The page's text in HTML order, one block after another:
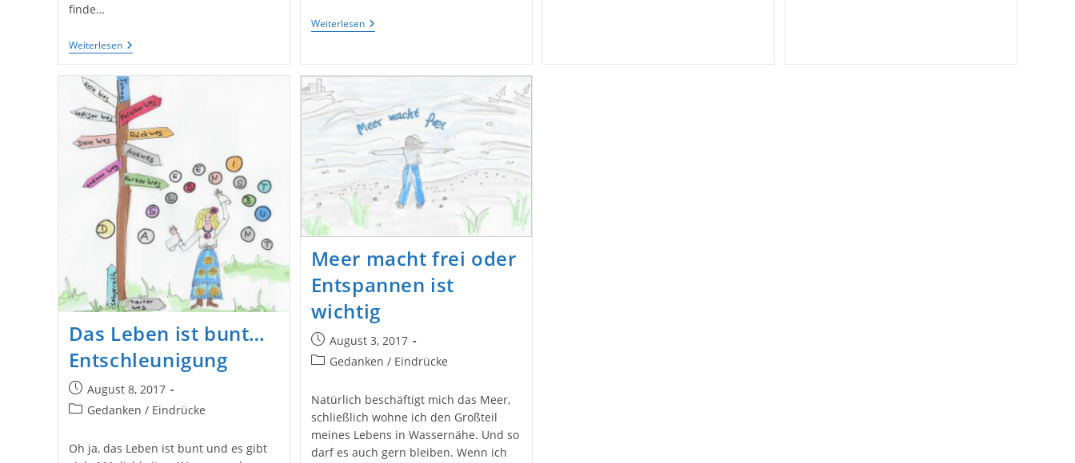
finde…
WeiterlesenFrohe
Weihnachten!
WeiterlesenNachhaltigkeit
Und
Teil
Und
Duftöl
Selbermachen
Das Leben ist bunt…
Entschleunigung
Beitrag
veröffentlicht:
August 8, 2017
Beitrags-
Gedanken / Eindrücke
Oh ja, das Leben ist bunt und es gibt
Meer macht frei oder
Entspannen ist
wichtig
Beitrag
veröffentlicht:
August 3, 2017
Beitrags-
Gedanken / Eindrücke
Natürlich beschäftigt mich das Meer,
schließlich wohne ich den Großteil
meines Lebens in Wassernähe. Und so
darf es auch gern bleiben. Wenn ich